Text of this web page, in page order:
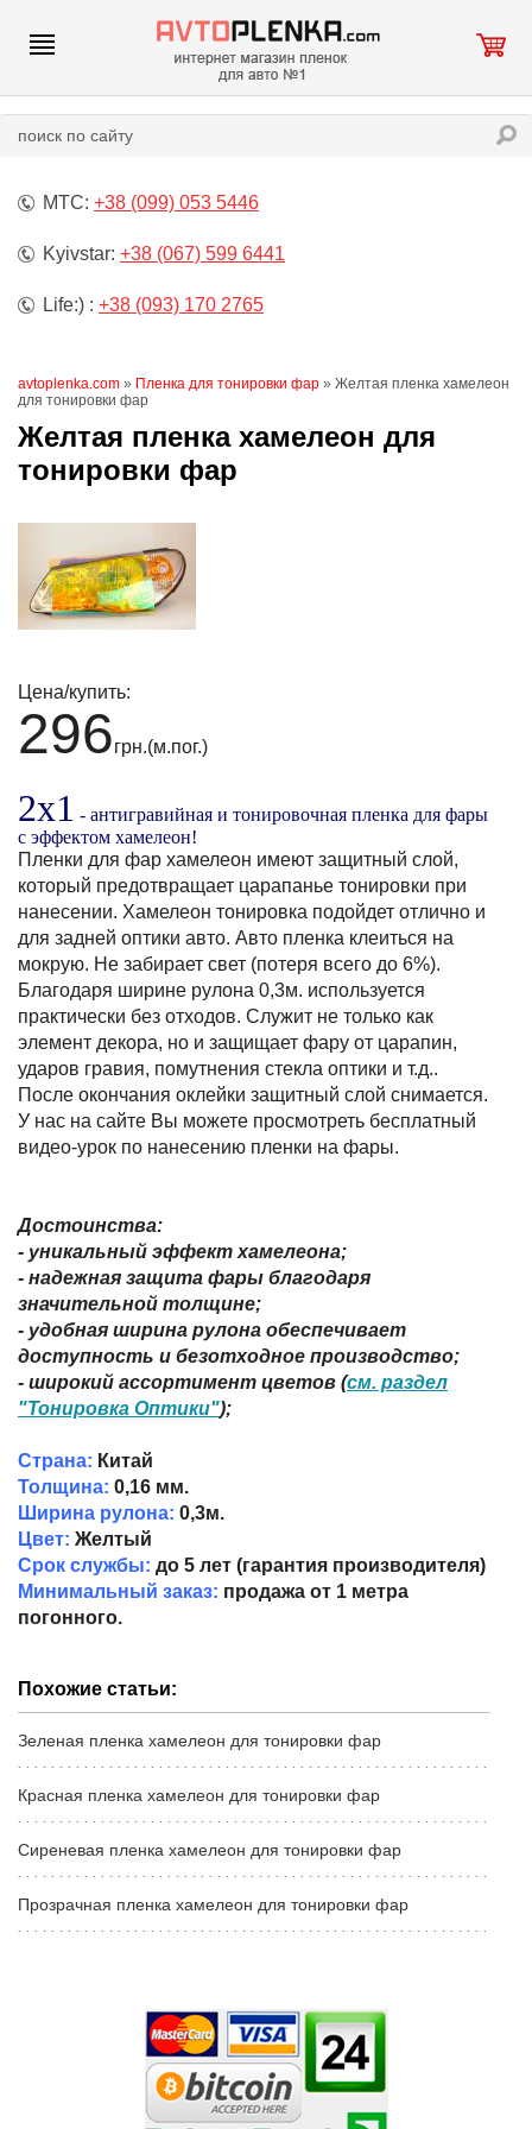
МТС: +38 (099) 053 5446
Kyivstar: +38 (067) 599 6441
Life:) : +38 (093) 170 2765
avtoplenka.com » Пленка для тонировки фар » Желтая пленка хамелеон
для тонировки фар
Желтая пленка хамелеон для
тонировки фар
Цена/купить:
296грн.(м.пог.)
2x1 - антигравийная и тонировочная пленка для фары
с эффектом хамелеон!
Пленки для фар хамелеон имеют защитный слой,
который предотвращает царапанье тонировки при
нанесении. Хамелеон тонировка подойдет отлично и
для задней оптики авто. Авто пленка клеиться на
мокрую. Не забирает свет (потеря всего до 6%).
Благодаря ширине рулона 0,3м. используется
практически без отходов. Служит не только как
элемент декора, но и защищает фару от царапин,
ударов гравия, помутнения стекла оптики и т.д..
После окончания оклейки защитный слой снимается.
У нас на сайте Вы можете просмотреть бесплатный
видео-урок по нанесению пленки на фары.
Достоинства:
- уникальный эффект хамелеона;
- надежная защита фары благодаря
значительной толщине;
- удобная ширина рулона обеспечивает
доступность и безотходное производство;
- широкий ассортимент цветов (см. раздел
"Тонировка Оптики");
Страна: Китай
Толщина: 0,16 мм.
Ширина рулона: 0,3м.
Цвет: Желтый
Срок службы: до 5 лет (гарантия производителя)
Минимальный заказ: продажа от 1 метра
погонного.
Похожие статьи:
Зеленая пленка хамелеон для тонировки фар
Красная пленка хамелеон для тонировки фар
Сиреневая пленка хамелеон для тонировки фар
Прозрачная пленка хамелеон для тонировки фар